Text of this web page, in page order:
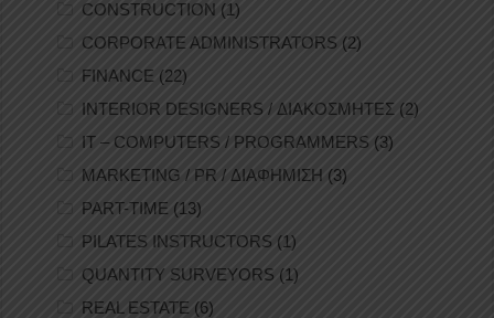
CONSTRUCTION (1)
CORPORATE ADMINISTRATORS (2)
FINANCE (22)
INTERIOR DESIGNERS / ΔΙΑΚΟΣΜΗΤΕΣ (2)
IT – COMPUTERS / PROGRAMMERS (3)
MARKETING / PR / ΔΙΑΦΗΜΙΣΗ (3)
PART-TIME (13)
PILATES INSTRUCTORS (1)
QUANTITY SURVEYORS (1)
REAL ESTATE (6)